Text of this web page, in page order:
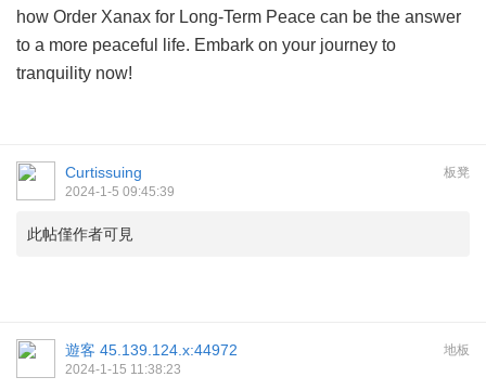
how Order Xanax for Long-Term Peace can be the answer
to a more peaceful life. Embark on your journey to
tranquility now!
板凳
Curtissuing
2024-1-5 09:45:39
此帖僅作者可見
地板
遊客 45.139.124.x:44972
2024-1-15 11:38:23